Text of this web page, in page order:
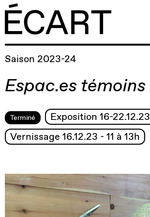
Saison 2023-24
Espac.es témoins
Terminé
Exposition 16-22.12.23
Vernissage 16.12.23 - 11 à 13h